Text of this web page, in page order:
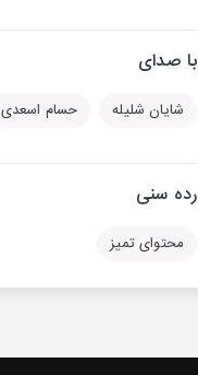
با صدای
شایان شلیله حسام اسعدی
رده سنی
محتوای تمیز